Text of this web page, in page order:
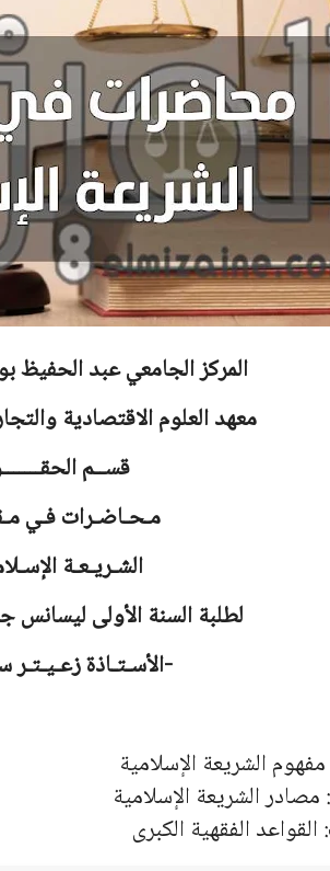
المركز الجامعي عبد
معهد العلوم الاقتصادية
قســم
مـحـاضـرات فـي
الشـريـعـة
لطلبة السنة الأولى
-الأسـتـاذة زعـيـتـر
الشريعة الإسلامية
مصادر الشريعة الإسلامية
القواعد الفقهية الكبرى